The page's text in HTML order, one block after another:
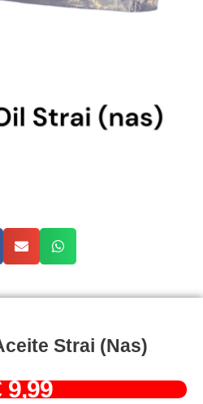
Strai (nas)
9,99